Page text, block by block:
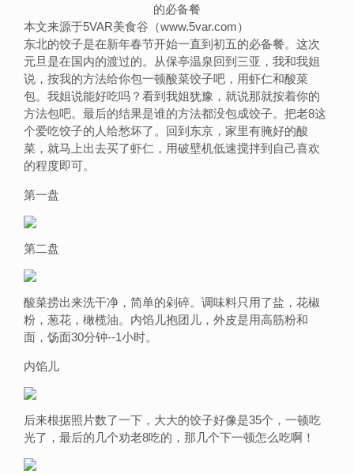
本文来源于5VAR美食谷（www.5var.com）
东北的饺子是在新年春节开始一直到初五的必备餐。这次
元旦是在国内的渡过的。从保亭温泉回到三亚，我和我姐
说，按我的方法给你包一顿酸菜饺子吧，用虾仁和酸菜
包。我姐说能好吃吗？看到我姐犹豫，就说那就按着你的
方法包吧。最后的结果是谁的方法都没包成饺子。把老8这
个爱吃饺子的人给愁坏了。回到东京，家里有腌好的酸
菜，就马上出去买了虾仁，用破壁机低速搅拌到自己喜欢
的程度即可。
第一盘
第二盘
酸菜捞出来洗干净，简单的剁碎。调味料只用了盐，花椒
粉，葱花，橄榄油。内馅儿抱团儿，外皮是用高筋粉和
面，饧面30分钟--1小时。
内馅儿
后来根据照片数了一下，大大的饺子好像是35个，一顿吃
光了，最后的几个劝老8吃的，那几个下一顿怎么吃啊！